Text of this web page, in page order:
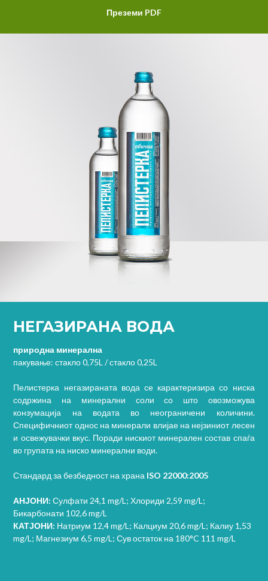
Преземи PDF
НЕГАЗИРАНА ВОДА
природна минерална
пакување: стакло 0,75L / стакло 0,25L
Пелистерка негазираната вода се карактеризира со ниска
содржина на минерални соли со што овозможува
конзумација на водата во неограничени количини.
Специфичниот однос на минерали влијае на нејзиниот лесен
и освежувачки вкус. Поради нискиот минерален состав спаѓа
во групата на ниско минерални води.
Стандард за безбедност на храна ISO 22000:2005
АНЈОНИ: Сулфати 24,1 mg/L; Хлориди 2,59 mg/L;
Бикарбонати 102,6 mg/L
КАТЈОНИ: Натриум 12,4 mg/L; Калциум 20,6 mg/L; Калиу 1,53
mg/L; Магнезиум 6,5 mg/L; Сув остаток на 180°C 111 mg/L